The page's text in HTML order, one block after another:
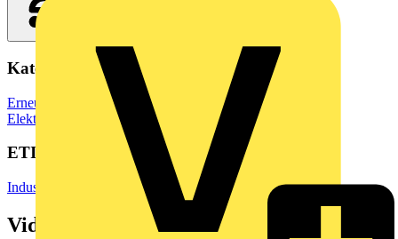
Kategorien
Erneuerbare Energien & E-Mobilität
Ladestationen für
Elektrofahrzeuge
Energiespeichersysteme
ETIM Group
Industrie- und Sondersteckvorrichtungen
Videos